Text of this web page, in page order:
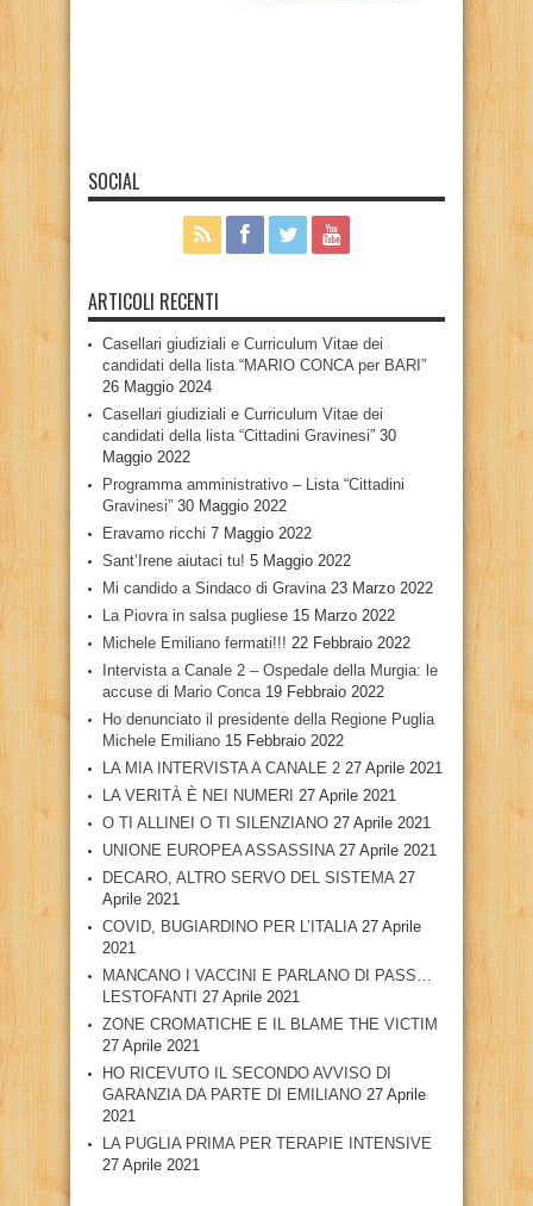
SOCIAL
ARTICOLI RECENTI
Casellari giudiziali e Curriculum Vitae dei
candidati della lista “MARIO CONCA per BARI”
26 Maggio 2024
Casellari giudiziali e Curriculum Vitae dei
candidati della lista “Cittadini Gravinesi” 30
Maggio 2022
Programma amministrativo – Lista “Cittadini
Gravinesi” 30 Maggio 2022
Eravamo ricchi 7 Maggio 2022
Sant’Irene aiutaci tu! 5 Maggio 2022
Mi candido a Sindaco di Gravina 23 Marzo 2022
La Piovra in salsa pugliese 15 Marzo 2022
Michele Emiliano fermati!!! 22 Febbraio 2022
Intervista a Canale 2 – Ospedale della Murgia: le
accuse di Mario Conca 19 Febbraio 2022
Ho denunciato il presidente della Regione Puglia
Michele Emiliano 15 Febbraio 2022
LA MIA INTERVISTA A CANALE 2 27 Aprile 2021
LA VERITÀ È NEI NUMERI 27 Aprile 2021
O TI ALLINEI O TI SILENZIANO 27 Aprile 2021
UNIONE EUROPEA ASSASSINA 27 Aprile 2021
DECARO, ALTRO SERVO DEL SISTEMA 27
Aprile 2021
COVID, BUGIARDINO PER L’ITALIA 27 Aprile
2021
MANCANO I VACCINI E PARLANO DI PASS…
LESTOFANTI 27 Aprile 2021
ZONE CROMATICHE E IL BLAME THE VICTIM
27 Aprile 2021
HO RICEVUTO IL SECONDO AVVISO DI
GARANZIA DA PARTE DI EMILIANO 27 Aprile
2021
LA PUGLIA PRIMA PER TERAPIE INTENSIVE
27 Aprile 2021